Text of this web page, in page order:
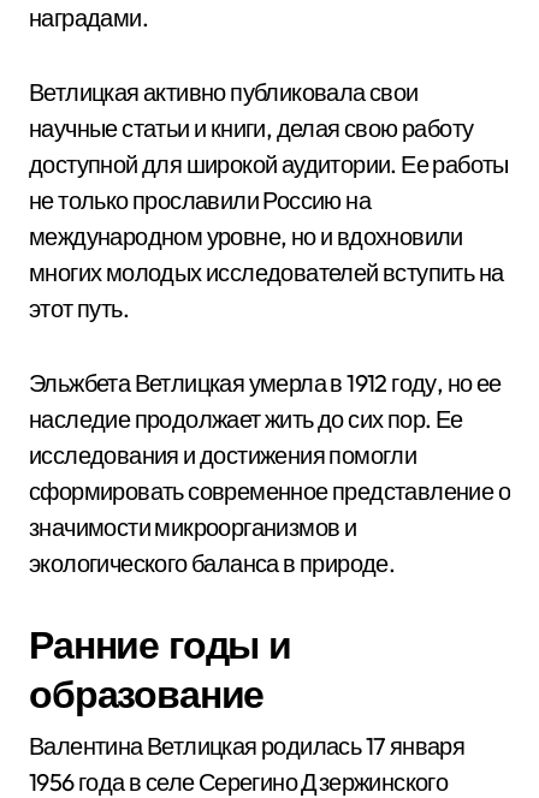
наградами.
Ветлицкая активно публиковала свои
научные статьи и книги, делая свою работу
доступной для широкой аудитории. Ее работы
не только прославили Россию на
международном уровне, но и вдохновили
многих молодых исследователей вступить на
этот путь.
Эльжбета Ветлицкая умерла в 1912 году, но ее
наследие продолжает жить до сих пор. Ее
исследования и достижения помогли
сформировать современное представление о
значимости микроорганизмов и
экологического баланса в природе.
Ранние годы и
образование
Валентина Ветлицкая родилась 17 января
1956 года в селе Серегино Дзержинского